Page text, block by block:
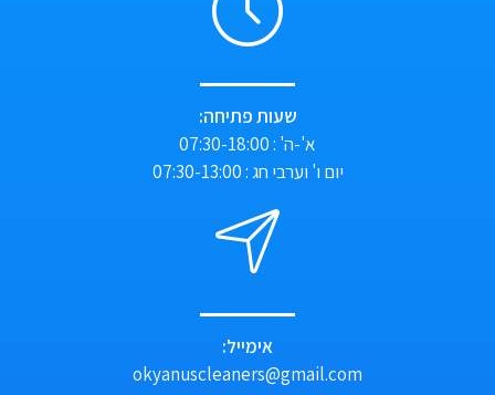
שעות פתיחה:
א'-ה' : 07:30-18:00
יום ו' וערבי חג : 07:30-13:00
אימייל:
okyanuscleaners@gmail.com